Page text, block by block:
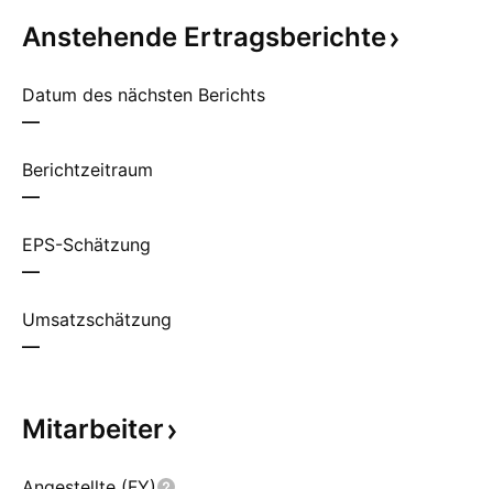
Anstehende Ertragsberichte
Datum des nächsten Berichts
—
Berichtzeitraum
—
EPS-Schätzung
—
Umsatzschätzung
—
Mitarbeiter